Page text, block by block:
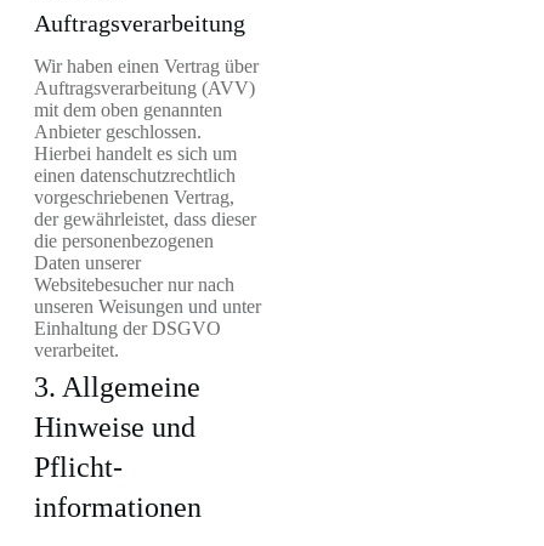
Auftragsverarbeitung
Wir haben einen Vertrag über
Auftragsverarbeitung (AVV)
mit dem oben genannten
Anbieter geschlossen.
Hierbei handelt es sich um
einen datenschutzrechtlich
vorgeschriebenen Vertrag,
der gewährleistet, dass dieser
die personenbezogenen
Daten unserer
Websitebesucher nur nach
unseren Weisungen und unter
Einhaltung der DSGVO
verarbeitet.
3. Allgemeine
Hinweise und
Pflicht­
informationen